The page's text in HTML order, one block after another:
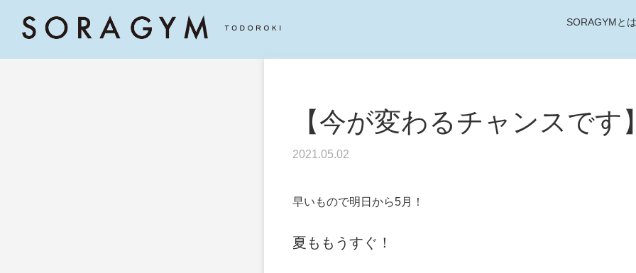
SORAGYMと
【今が変わるチャンスです
2021.05.02
早いもので明日から5月！
夏ももうすぐ！